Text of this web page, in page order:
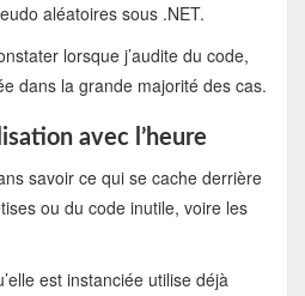
aléatoires sous .NET.
lorsque j’audite du code,
dans la grande majorité des cas.
avec l’heure
savoir ce qui se cache derrière
ou du code inutile, voire les
est instanciée utilise déjà